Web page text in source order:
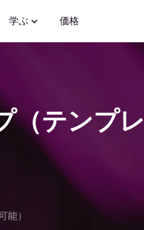
学ぶ 価格
（テンプ
能）